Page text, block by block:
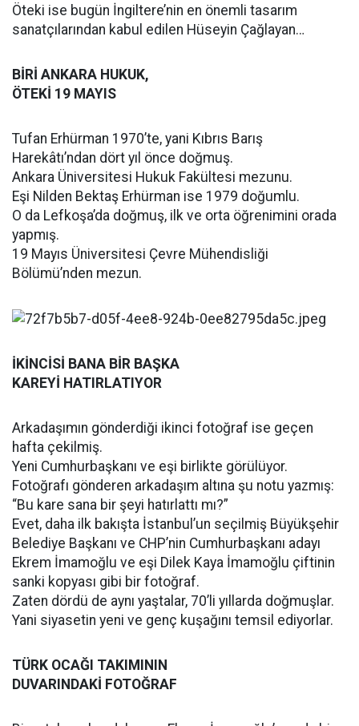
Öteki ise bugün İngiltere’nin en önemli tasarım
sanatçılarından kabul edilen Hüseyin Çağlayan…
BİRİ ANKARA HUKUK,
ÖTEKİ 19 MAYIS
Tufan Erhürman 1970’te, yani Kıbrıs Barış
Harekâtı’ndan dört yıl önce doğmuş.
Ankara Üniversitesi Hukuk Fakültesi mezunu.
Eşi Nilden Bektaş Erhürman ise 1979 doğumlu.
O da Lefkoşa’da doğmuş, ilk ve orta öğrenimini orada
yapmış.
19 Mayıs Üniversitesi Çevre Mühendisliği
Bölümü’nden mezun.
İKİNCİSİ BANA BİR BAŞKA
KAREYİ HATIRLATIYOR
Arkadaşımın gönderdiği ikinci fotoğraf ise geçen
hafta çekilmiş.
Yeni Cumhurbaşkanı ve eşi birlikte görülüyor.
Fotoğrafı gönderen arkadaşım altına şu notu yazmış:
“Bu kare sana bir şeyi hatırlattı mı?”
Evet, daha ilk bakışta İstanbul’un seçilmiş Büyükşehir
Belediye Başkanı ve CHP’nin Cumhurbaşkanı adayı
Ekrem İmamoğlu ve eşi Dilek Kaya İmamoğlu çiftinin
sanki kopyası gibi bir fotoğraf.
Zaten dördü de aynı yaştalar, 70’li yıllarda doğmuşlar.
Yani siyasetin yeni ve genç kuşağını temsil ediyorlar.
TÜRK OCAĞI TAKIMININ
DUVARINDAKİ FOTOĞRAF